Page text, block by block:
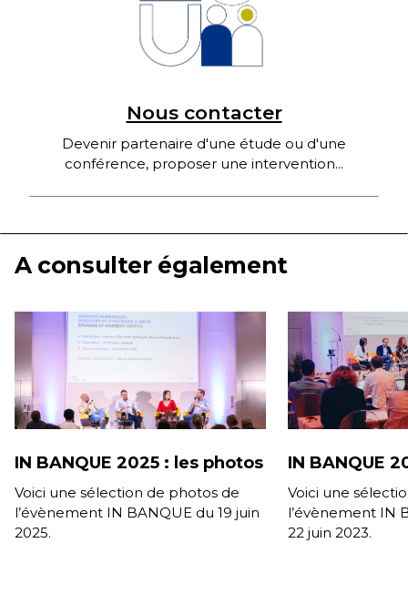
Nous contacter
Devenir partenaire d'une étude ou d'une
conférence, proposer une intervention...
A consulter également
IN BANQUE 2025 : les photos
Voici une sélection de photos de
l’évènement IN BANQUE du 19 juin
2025.
IN BANQUE
Voici une
l’évènement IN
22 juin 2023.